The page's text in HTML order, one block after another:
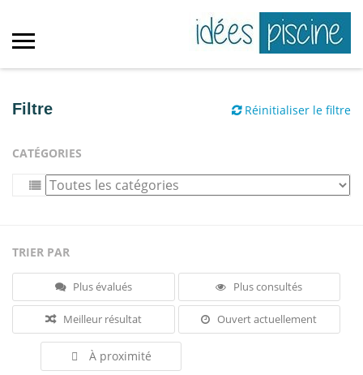
Filtre Réinitialiser le filtre
CATÉGORIES
TRIER PAR
Plus évalués Plus consultés
Meilleur résultat Ouvert actuellement
À proximité